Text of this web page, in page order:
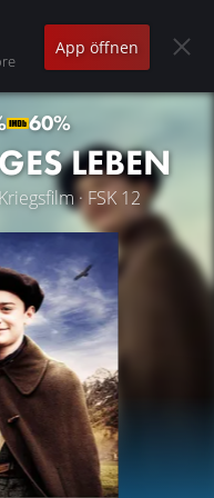
App öffnen
60%
LEBEN
· FSK 12